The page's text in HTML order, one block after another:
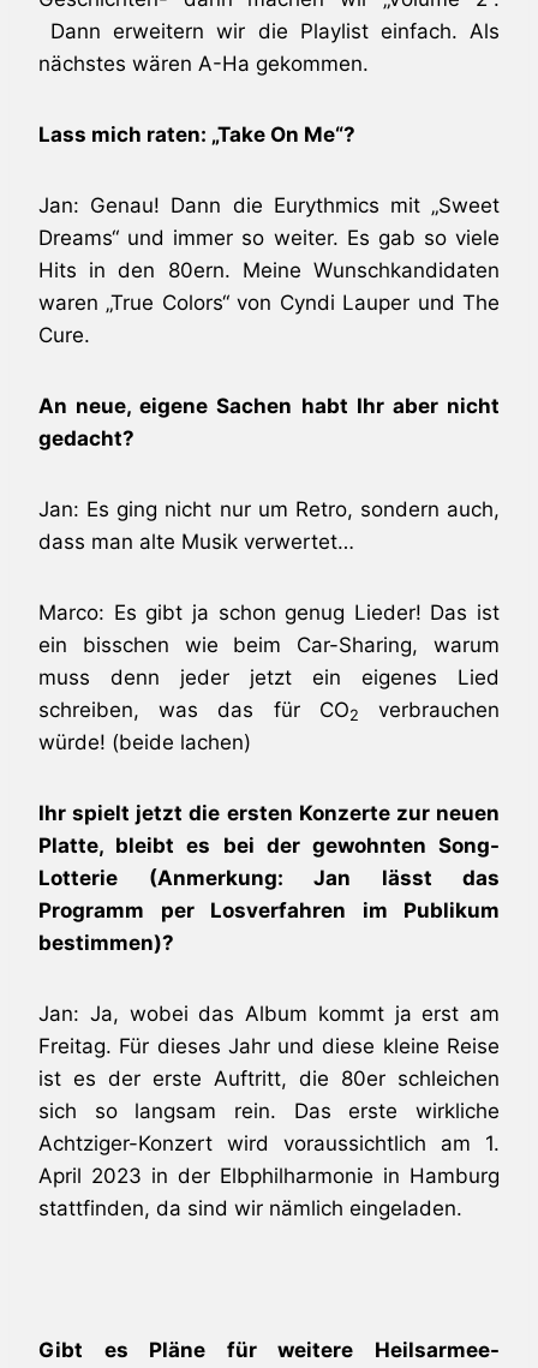
Dann erweitern wir die Playlist einfach. Als
nächstes wären A-Ha gekommen.
Lass mich raten: „Take On Me“?
Jan: Genau! Dann die Eurythmics mit „Sweet
Dreams“ und immer so weiter. Es gab so viele
Hits in den 80ern. Meine Wunschkandidaten
waren „True Colors“ von Cyndi Lauper und The
Cure.
An neue, eigene Sachen habt Ihr aber nicht
gedacht?
Jan: Es ging nicht nur um Retro, sondern auch,
dass man alte Musik verwertet…
Marco: Es gibt ja schon genug Lieder! Das ist
ein bisschen wie beim Car-Sharing, warum
muss denn jeder jetzt ein eigenes Lied
schreiben, was das für CO2
verbrauchen
würde! (beide lachen)
Ihr spielt jetzt die ersten Konzerte zur neuen
Platte, bleibt es bei der gewohnten Song-
Lotterie (Anmerkung: Jan lässt das
Programm per Losverfahren im Publikum
bestimmen)?
Jan: Ja, wobei das Album kommt ja erst am
Freitag. Für dieses Jahr und diese kleine Reise
ist es der erste Auftritt, die 80er schleichen
sich so langsam rein. Das erste wirkliche
Achtziger-Konzert wird voraussichtlich am 1.
April 2023 in der Elbphilharmonie in Hamburg
stattfinden, da sind wir nämlich eingeladen.
Gibt es Pläne für weitere Heilsarmee-